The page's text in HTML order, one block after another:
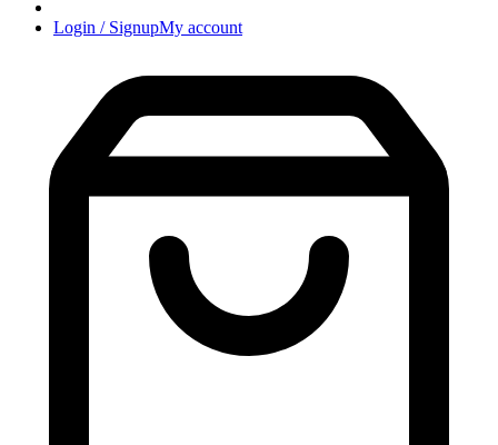
Login / SignupMy account